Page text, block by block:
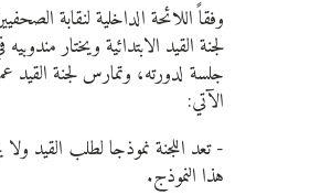
وفقاً اللائحة الداخلية لنقابة
لجنة القيد الابتدائية ويختار
جلسة لدورته، وتمارس لجنة القيد
الآتي:
- تعد اللجنة نموذجا لطلب القيد
هذا النموذج.